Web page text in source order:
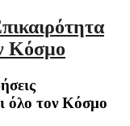
Κόσμο
όλο τον Κόσμο